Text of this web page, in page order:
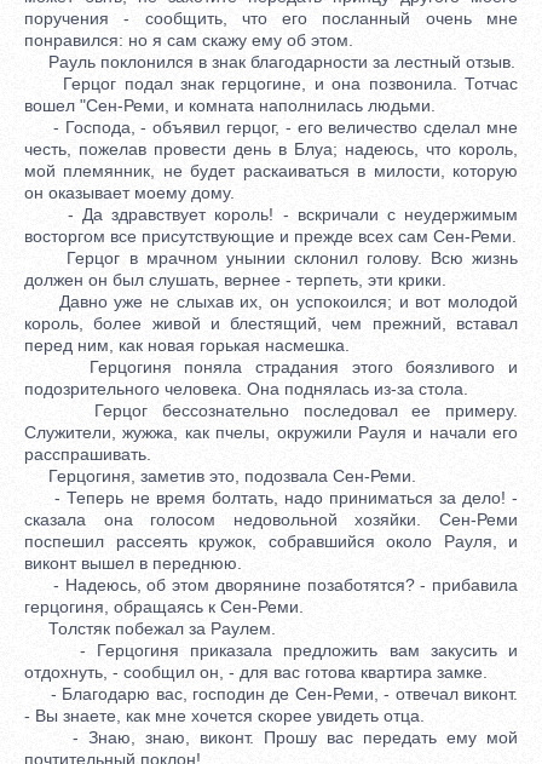
поручения - сообщить, что его посланный очень мне
понравился: но я сам скажу ему об этом.
Рауль поклонился в знак благодарности за лестный отзыв.
Герцог подал знак герцогине, и она позвонила. Тотчас
вошел "Сен-Реми, и комната наполнилась людьми.
- Господа, - объявил герцог, - его величество сделал мне
честь, пожелав провести день в Блуа; надеюсь, что король,
мой племянник, не будет раскаиваться в милости, которую
он оказывает моему дому.
- Да здравствует король! - вскричали с неудержимым
восторгом все присутствующие и прежде всех сам Сен-Реми.
Герцог в мрачном унынии склонил голову. Всю жизнь
должен он был слушать, вернее - терпеть, эти крики.
Давно уже не слыхав их, он успокоился; и вот молодой
король, более живой и блестящий, чем прежний, вставал
перед ним, как новая горькая насмешка.
Герцогиня поняла страдания этого боязливого и
подозрительного человека. Она поднялась из-за стола.
Герцог бессознательно последовал ее примеру.
Служители, жужжа, как пчелы, окружили Рауля и начали его
расспрашивать.
Герцогиня, заметив это, подозвала Сен-Реми.
- Теперь не время болтать, надо приниматься за дело! -
сказала она голосом недовольной хозяйки. Сен-Реми
поспешил рассеять кружок, собравшийся около Рауля, и
виконт вышел в переднюю.
- Надеюсь, об этом дворянине позаботятся? - прибавила
герцогиня, обращаясь к Сен-Реми.
Толстяк побежал за Раулем.
- Герцогиня приказала предложить вам закусить и
отдохнуть, - сообщил он, - для вас готова квартира замке.
- Благодарю вас, господин де Сен-Реми, - отвечал виконт.
- Вы знаете, как мне хочется скорее увидеть отца.
- Знаю, знаю, виконт. Прошу вас передать ему мой
почтительный поклон!